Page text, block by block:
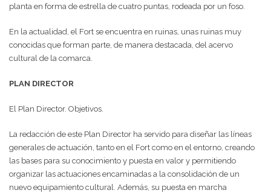
planta en forma de estrella de cuatro puntas, rodeada por un foso.
En la actualidad, el Fort se encuentra en ruinas, unas ruinas muy
conocidas que forman parte, de manera destacada, del acervo
cultural de la comarca.
PLAN DIRECTOR
El Plan Director. Objetivos.
La redacción de este Plan Director ha servido para diseñar las líneas
generales de actuación, tanto en el Fort como en el entorno, creando
las bases para su conocimiento y puesta en valor y permitiendo
organizar las actuaciones encaminadas a la consolidación de un
nuevo equipamiento cultural. Además, su puesta en marcha